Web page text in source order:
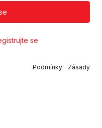
se
Podmínky Zásady